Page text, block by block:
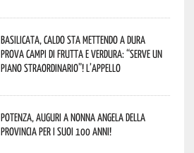
Basilicata, caldo sta mettendo a dura
prova campi di frutta e verdura: “Serve un
piano straordinario”! L’appello
Potenza, auguri a nonna Angela della
provincia per i suoi 100 anni!